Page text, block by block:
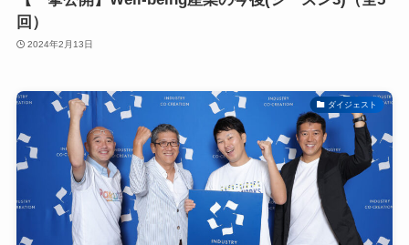
回）
2024年2月13日
ダイジェスト